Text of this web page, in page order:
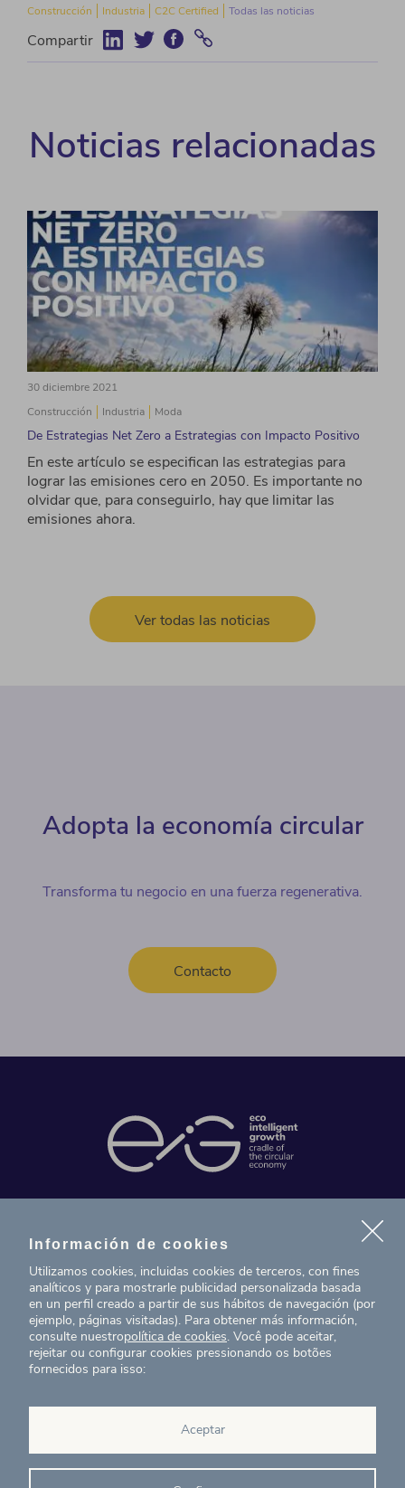
Construcción Industria C2C Certified Todas las noticias
Compartir
Noticias relacionadas
30 diciembre 2021
Construcción
Industria Moda
De Estrategias Net Zero a Estrategias con Impacto Positivo
En este artículo se especifican las estrategias para
lograr las emisiones cero en 2050. Es importante no
olvidar que, para conseguirlo, hay que limitar las
emisiones ahora.
Ver todas las noticias
Adopta la economía circular
Transforma tu negocio en una fuerza regenerativa.
Contacto
Proyectos
T. (+34) 934 199 080
eig@ecointelligentgrowth.net
Carretera de Rubí 102, 2a
Barcelona(España)
Información de cookies
Utilizamos cookies, incluidas cookies de terceros, con fines
analíticos y para mostrarle publicidad personalizada basada
en un perfil creado a partir de sus hábitos de navegación (por
ejemplo, páginas visitadas). Para obtener más información,
consulte nuestropolítica de cookies. Você pode aceitar,
rejeitar ou configurar cookies pressionando os botões
fornecidos para isso:
Aceptar